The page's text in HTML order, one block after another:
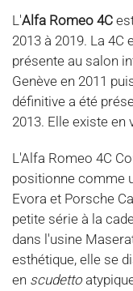
L'Alfa Romeo 4C
2013 à 2019. La
présente au salon
Genève en 2011
définitive a été
2013. Elle existe en
L'Alfa Romeo 4C
positionne comme
Evora et Porsche
petite série à la
dans l'usine
esthétique, elle se
en scudetto